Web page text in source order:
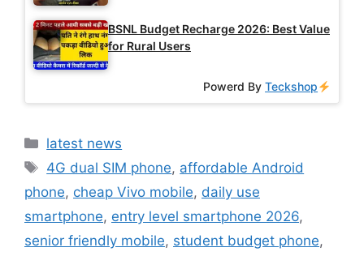
BSNL Budget Recharge 2026: Best Value
for Rural Users
Powerd ByTeckshop
Categories
latest news
Tags
4G dual SIM phone, affordable Android
phone, cheap Vivo mobile, daily use
smartphone, entry level smartphone 2026,
senior friendly mobile, student budget phone,